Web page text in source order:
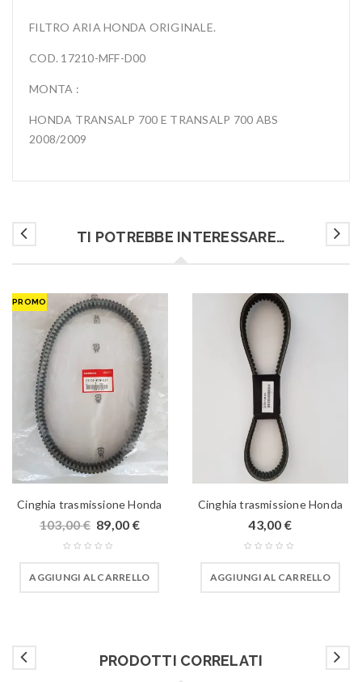
FILTRO ARIA HONDA ORIGINALE.
COD. 17210-MFF-D00
MONTA :
HONDA TRANSALP 700 E TRANSALP 700 ABS
2008/2009
TI POTREBBE INTERESSARE…
PROMO
Cinghia trasmissione Honda
103,00€ 89,00 €
AGGIUNGI AL CARRELLO
Cinghia trasmissione Honda
43,00 €
AGGIUNGI AL CARRELLO
PRODOTTI CORRELATI